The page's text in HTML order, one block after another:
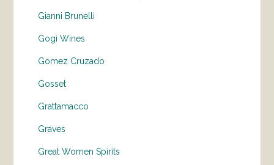
Gianni Brunelli
Gogi Wines
Gomez Cruzado
Gosset
Grattamacco
Graves
Great Women Spirits